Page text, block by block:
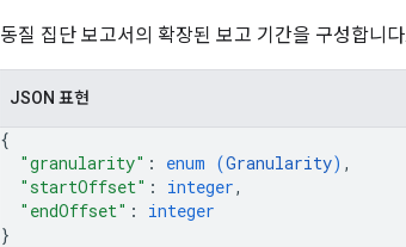
동질 집단 보고서의 확장된 보고 기간을 구성합니
JSON 표현
{
"granularity" : enum (Granularity) ,
"startOffset" : integer,
"endOffset" : integer
}